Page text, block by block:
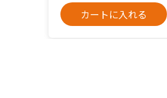
カートに入れる